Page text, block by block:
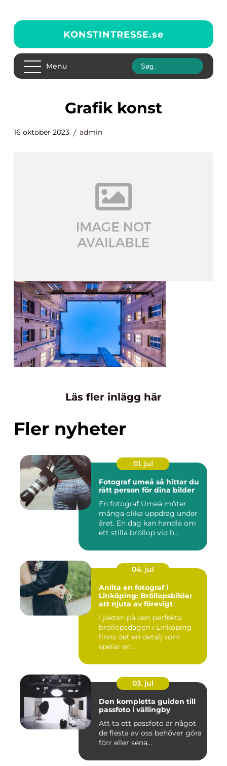
KONSTINTRESSE.se
Menu
grafik konst
16 oktober 2023 admin
Läs fler inlägg här
Fler nyheter
01. jul
Fotograf umeå så hittar du
rätt person för dina bilder
En fotograf Umeå möter
många olika uppdrag under
året. En dag kan handla om
ett stilla bröllop vid h...
04. jul
Anlita en fotograf i
Linköping: Bröllopsbilder
att njuta av förevigt
I jakten på den perfekta
bröllopsdagen i Linköping
finns det en detalj som
spelar en...
03. jul
Den kompletta guiden till
passfoto i vällingby
Att ta ett passfoto är något
de flesta av oss behöver göra
förr eller sena...